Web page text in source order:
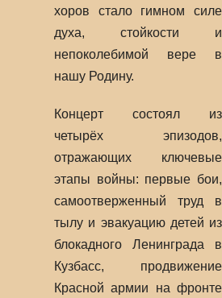
хоров стало гимном силе
духа, стойкости и
непоколебимой вере в
нашу Родину.
Концерт состоял из
четырёх эпизодов,
отражающих ключевые
этапы войны: первые бои,
самоотверженный труд в
тылу и эвакуацию детей из
блокадного Ленинграда в
Кузбасс, продвижение
Красной армии на фронте